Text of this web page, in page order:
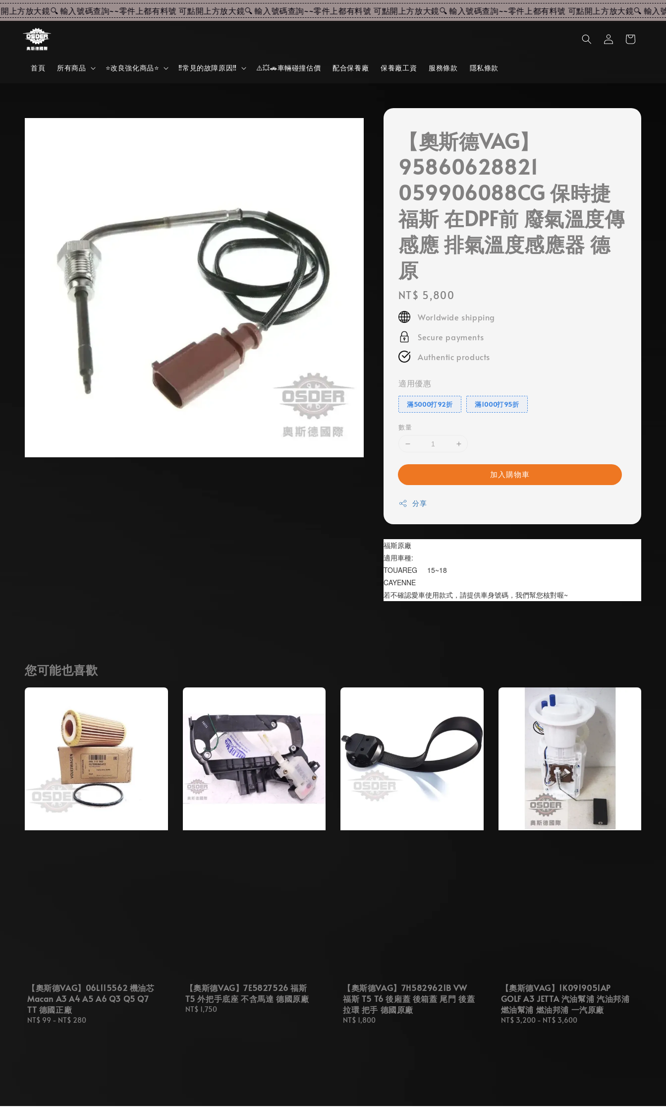
方放大鏡🔍 輸入號碼查詢~~零件上都有料號 可點開上方放大鏡🔍 輸入號碼查詢~~零件上都有料號 可點開上方放大鏡🔍 輸入號碼查詢~~零件上都有料號 可點開上方放大鏡🔍 輸入號
首頁 所有商品 ⭐改良強化商品⭐ ‼️常見的故障原因‼️ ⚠️💥🚗車輛碰撞估價 配合保養廠 保養廠工資 服務條款 隱私條款
【奧斯德VAG】
95860628821
059906088CG 保時捷
福斯 在DPF前 廢氣溫度傳
感應 排氣溫度感應器 德
原
Regular
price
NT$ 5,800
Worldwide shipping
Secure payments
Authentic products
適用優惠
滿5000打92折 滿1000打95折
數量
加入購物車
分享
福斯原廠
適用車種:
TOUAREG     15~18
CAYENNE
若不確認愛車使用款式，請提供車身號碼，我們幫您核對喔~
您可能也喜歡
【奧斯德VAG】06L115562 機油芯
Macan A3 A4 A5 A6 Q3 Q5 Q7
TT 德國正廠
Regular
NT$ 99 - NT$ 280
【奧斯德VAG】7E5827526 福斯
T5 外把手底座 不含馬達 德國原廠
Regular
NT$ 1,750
【奧斯德VAG】7H5829621B VW
福斯 T5 T6 後廂蓋 後箱蓋 尾門 後蓋
拉環 把手 德國原廠
Regular
NT$ 1,800
【奧斯德VAG】1K0919051AP
GOLF A3 JETTA 汽油幫浦 汽油邦浦
燃油幫浦 燃油邦浦 一汽原廠
Regular
NT$ 3,200- NT$ 3,600